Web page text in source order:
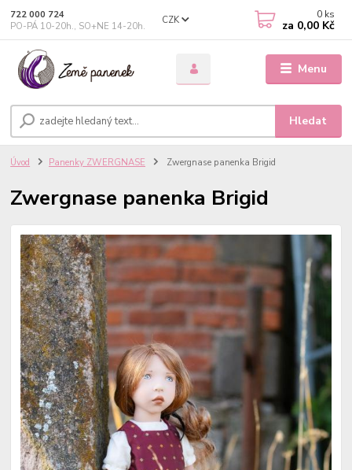
Menu
CZK
Hledat
722 000 724
PO-PÁ 10-20h., SO+NE 14-20h.
0 ks
za 0,00 Kč
Úvod Panenky ZWERGNASE Zwergnase panenka Brigid
Zwergnase panenka Brigid